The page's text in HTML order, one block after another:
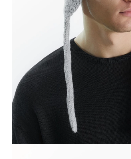
СВИТЕРА И КАРДИГАНЫ
СМОТРЕТЬ ВСЕ